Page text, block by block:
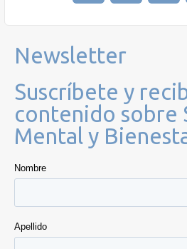
Newsletter
Suscríbete y
contenido sobre
Mental y